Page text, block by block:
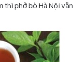
thì phở bò Hà Nội vẫn